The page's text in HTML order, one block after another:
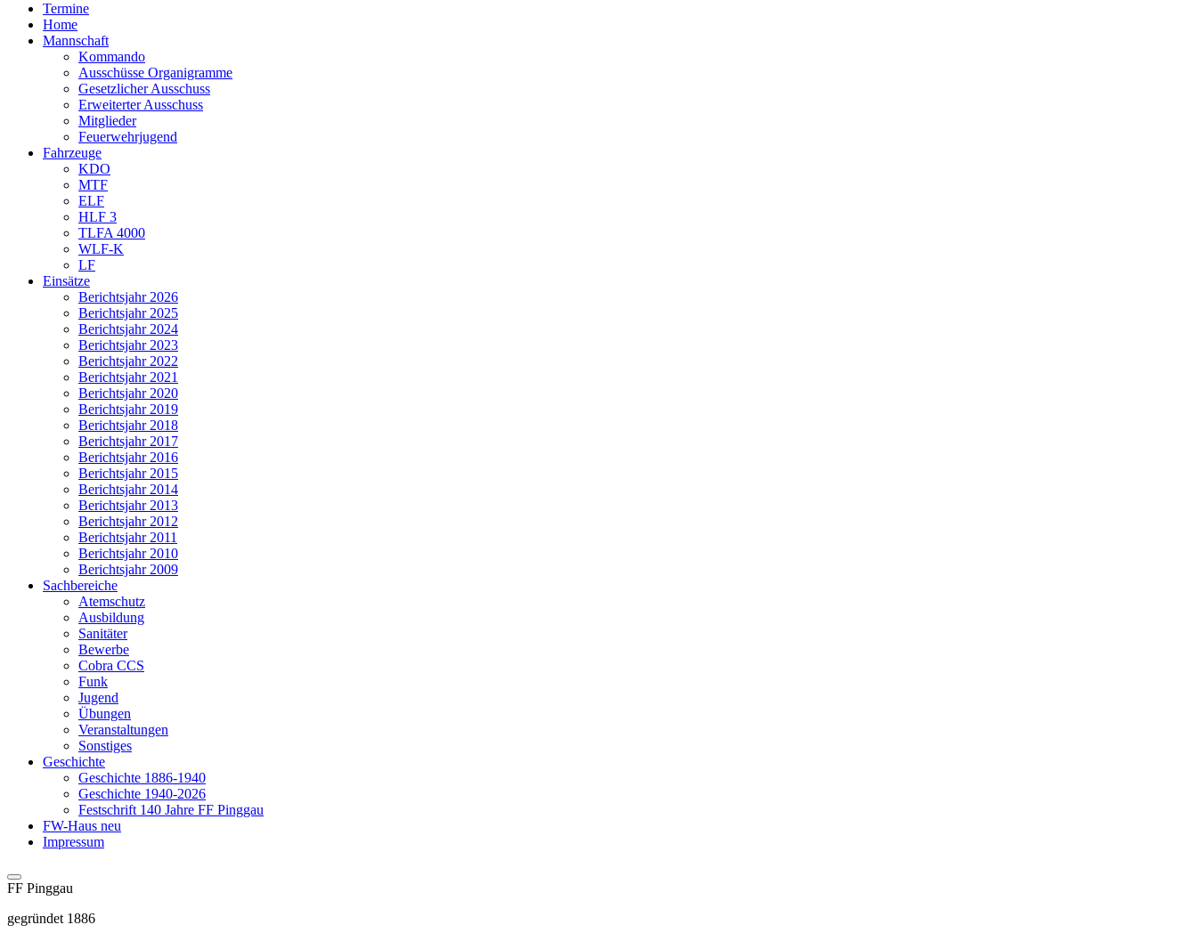
Termine
Home
Mannschaft
Kommando
Ausschüsse Organigramme
Gesetzlicher Ausschuss
Erweiterter Ausschuss
Mitglieder
Feuerwehrjugend
Fahrzeuge
KDO
MTF
ELF
HLF 3
TLFA 4000
WLF-K
LF
Einsätze
Berichtsjahr 2026
Berichtsjahr 2025
Berichtsjahr 2024
Berichtsjahr 2023
Berichtsjahr 2022
Berichtsjahr 2021
Berichtsjahr 2020
Berichtsjahr 2019
Berichtsjahr 2018
Berichtsjahr 2017
Berichtsjahr 2016
Berichtsjahr 2015
Berichtsjahr 2014
Berichtsjahr 2013
Berichtsjahr 2012
Berichtsjahr 2011
Berichtsjahr 2010
Berichtsjahr 2009
Sachbereiche
Atemschutz
Ausbildung
Sanitäter
Bewerbe
Cobra CCS
Funk
Jugend
Übungen
Veranstaltungen
Sonstiges
Geschichte
Geschichte 1886-1940
Geschichte 1940-2026
Festschrift 140 Jahre FF Pinggau
FW-Haus neu
Impressum
FF Pinggau
gegründet 1886